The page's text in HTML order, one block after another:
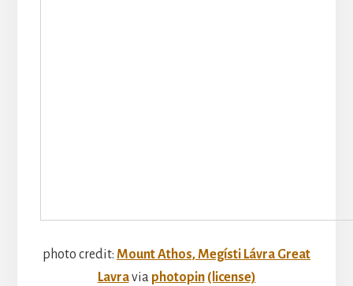
photo credit: Mount Athos, Megísti Lávra Great
Lavravia photopin (license)